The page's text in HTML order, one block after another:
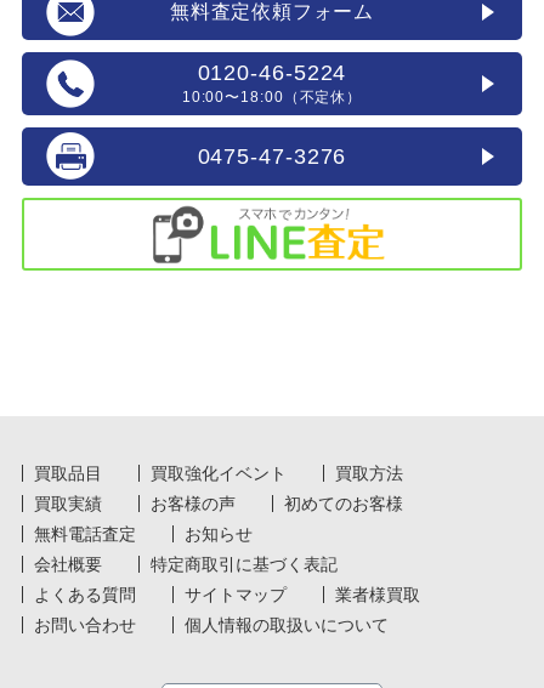
無料査定依頼フォーム
0120-46-5224
10:00〜18:00（不定休）
0475-47-3276
買取品目 買取強化イベント
買取方法
買取実績
お客様の声
初めてのお客様
無料電話査定
お知らせ
会社概要
特定商取引に基づく表記
よくある質問
サイトマップ
業者様買取
お問い合わせ
個人情報の取扱いについて